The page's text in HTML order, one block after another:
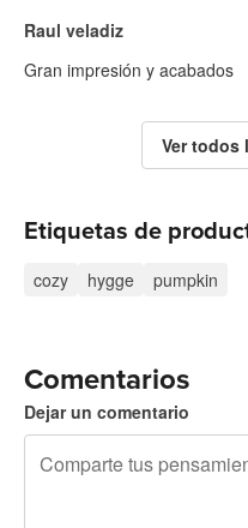
Raul veladiz
Gran impresión y acabados
Ver todos
Etiquetas de
cozy hygge pumpkin
Comentarios
Dejar un comentario